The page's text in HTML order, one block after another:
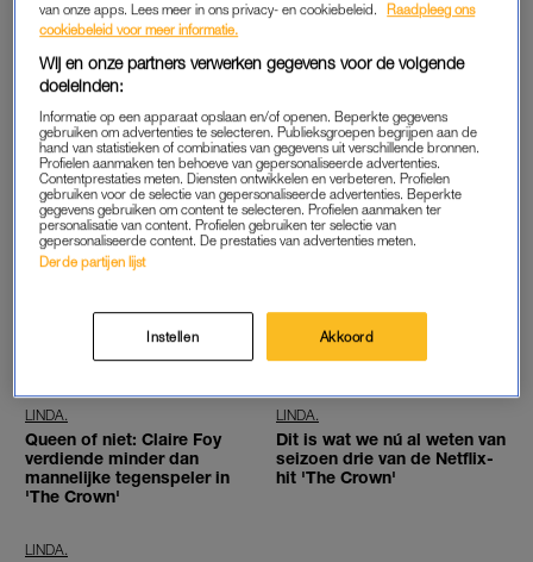
WIL JE ZIEN
Tatum Dagelet blikt samen
met Saskia Weerstand terug
op 'Brutale Meiden':
'Mensen beledigen was niet
leuk meer'
LINDA.
Netflix cast onbekende
actrice als Diana voor 'The
LINDA.
Tim de Wit was aanwezig bij
staatsbanket in Londen:
'Alsof je 'The Crown'
binnenstapt'
LINDA.
'House of Cards'-acteur Ben
Daniels te zien in derde
seizoen 'The Crown'
op de grond tussen
honderden gestrande
salarisverschil tussen
hoofdrolspelers
LINDA.
Queen of niet: Claire Foy
verdiende minder dan
mannelijke tegenspeler in
'The Crown'
LINDA.
Dit is wat we nú al weten van
seizoen drie van de Netflix-
hit 'The Crown'
LINDA.
van onze apps. Lees meer in ons privacy- en cookiebeleid.
Raadpleeg ons
cookiebeleid voor meer informatie.
Wij en onze partners verwerken gegevens voor de volgende
doeleinden:
Informatie op een apparaat opslaan en/of openen. Beperkte gegevens
gebruiken om advertenties te selecteren. Publieksgroepen begrijpen aan de
hand van statistieken of combinaties van gegevens uit verschillende bronnen.
Profielen aanmaken ten behoeve van gepersonaliseerde advertenties.
Contentprestaties meten. Diensten ontwikkelen en verbeteren. Profielen
gebruiken voor de selectie van gepersonaliseerde advertenties. Beperkte
gegevens gebruiken om content te selecteren. Profielen aanmaken ter
personalisatie van content. Profielen gebruiken ter selectie van
gepersonaliseerde content. De prestaties van advertenties meten.
Derde partijen lijst
Instellen Akkoord